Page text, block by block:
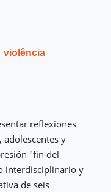
violência
reflexiones
adolescentes y
"fin del
interdisciplinario y
de seis